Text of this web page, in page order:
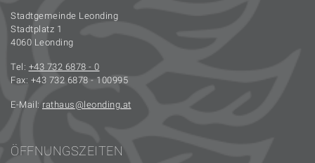
Stadtgemeinde Leonding
Stadtplatz 1
4060 Leonding
Tel: +43 732 6878 - 0
Fax: +43 732 6878 - 100995
E-Mail: rathaus leonding.at
ÖFFNUNGSZEITEN